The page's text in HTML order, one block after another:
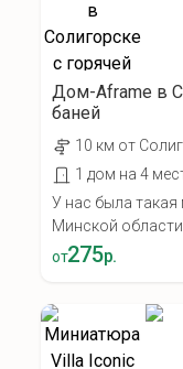
Дом-Aframe в
баней
10 км от
1 дом на 4
У нас была такая
Минской
от275р.